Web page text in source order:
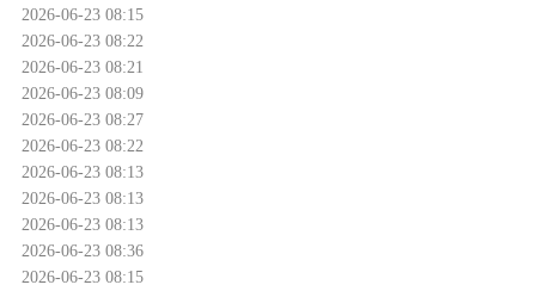
2026-06-23 08:15
2026-06-23 08:22
2026-06-23 08:21
2026-06-23 08:09
2026-06-23 08:27
2026-06-23 08:22
2026-06-23 08:13
2026-06-23 08:13
2026-06-23 08:13
2026-06-23 08:36
2026-06-23 08:15